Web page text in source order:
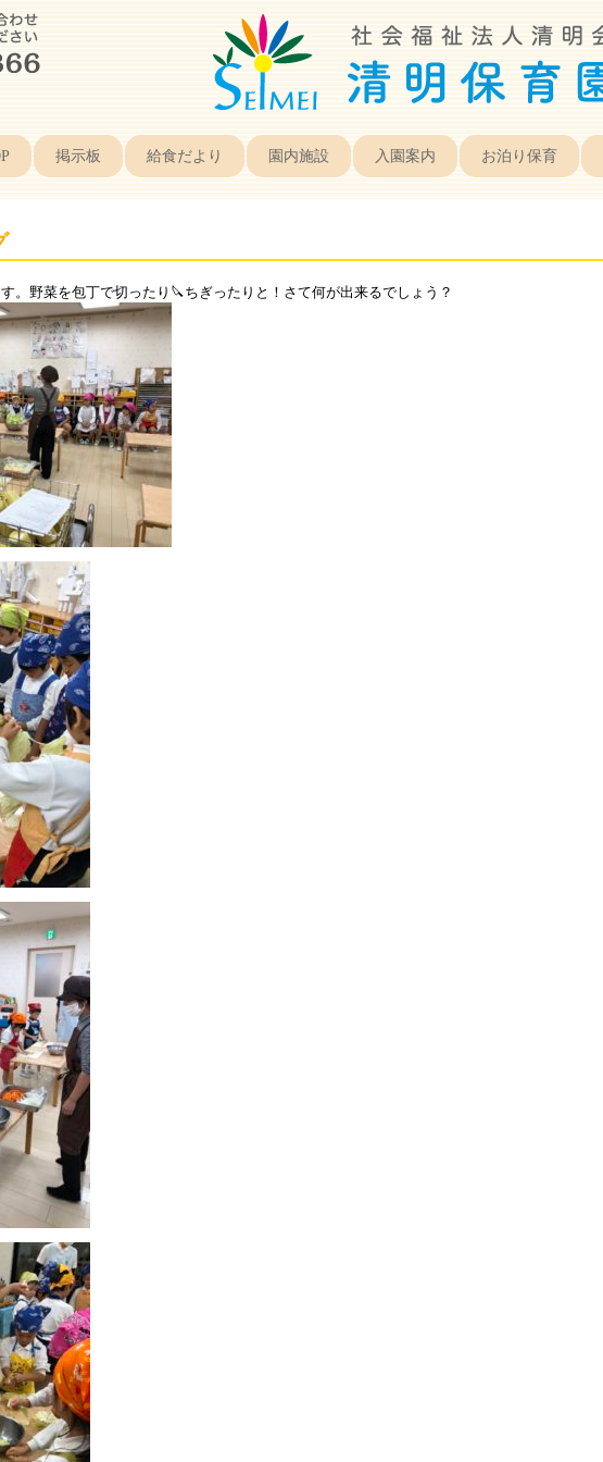
掲示板 給食だより 園内施設 入園案内 お泊り保育
。野菜を包丁で切ったり🔪ちぎったりと！さて何が出来るでしょう？